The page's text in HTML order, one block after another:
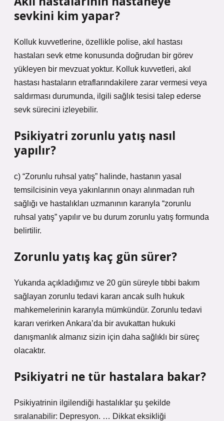
sevkini kim yapar?
Kolluk kuvvetlerine, özellikle polise, akıl hastası
hastaları sevk etme konusunda doğrudan bir görev
yükleyen bir mevzuat yoktur. Kolluk kuvvetleri, akıl
hastası hastaların etraflarındakilere zarar vermesi veya
saldırması durumunda, ilgili sağlık tesisi talep ederse
sevk sürecini izleyebilir.
Psikiyatri zorunlu yatış nasıl
yapılır?
c) “Zorunlu ruhsal yatış” halinde, hastanın yasal
temsilcisinin veya yakınlarının onayı alınmadan ruh
sağlığı ve hastalıkları uzmanının kararıyla “zorunlu
ruhsal yatış” yapılır ve bu durum zorunlu yatış formunda
belirtilir.
Zorunlu yatış kaç gün sürer?
Yukarıda açıkladığımız ve 20 gün süreyle tıbbi bakım
sağlayan zorunlu tedavi kararı ancak sulh hukuk
mahkemelerinin kararıyla mümkündür. Zorunlu tedavi
kararı verirken Ankara’da bir avukattan hukuki
danışmanlık almanız sizin için daha sağlıklı bir süreç
olacaktır.
Psikiyatri ne tür hastalara bakar?
Psikiyatrinin ilgilendiği hastalıklar şu şekilde
sıralanabilir: Depresyon. … Dikkat eksikliği